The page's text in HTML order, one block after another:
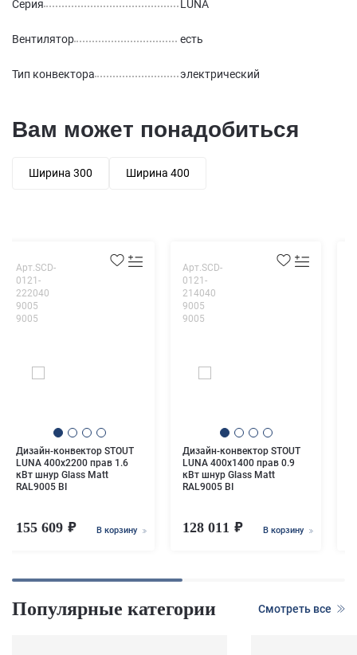
Серия LUNA
Вентилятор есть
Тип конвектора электрический
Вам может понадобиться
Ширина 300 Ширина 400
Арт.SCD-
0121-
222040
9005
9005
Дизайн-конвектор STOUT
LUNA 400x2200 прав 1.6
кВт шнур Glass Matt
RAL9005 BI
155 609 В корзину
Арт.SCD-
0121-
214040
9005
9005
Дизайн-конвектор STOUT
LUNA 400x1400 прав 0.9
кВт шнур Glass Matt
RAL9005 BI
128 011 В корзину
Популярные категории Смотреть все